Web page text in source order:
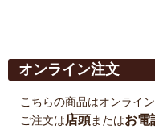
オンライン注文
こちらの商品はオンライ
ご注文は店頭またはお電